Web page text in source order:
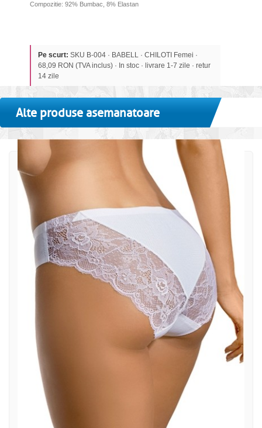
Compozitie: 92% Bumbac, 8% Elastan
Pe scurt: SKU B-004 · BABELL · CHILOTI Femei ·
68,09 RON (TVA inclus) · In stoc · livrare 1-7 zile · retur
14 zile
Alte produse asemanatoare